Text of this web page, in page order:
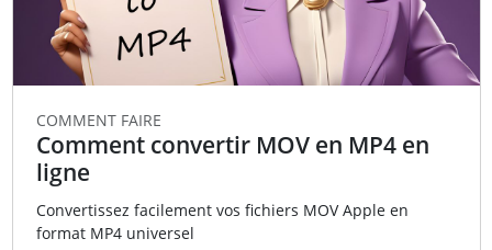
COMMENT FAIRE
Comment convertir MOV en MP4 en
ligne
Convertissez facilement vos fichiers MOV Apple en
format MP4 universel